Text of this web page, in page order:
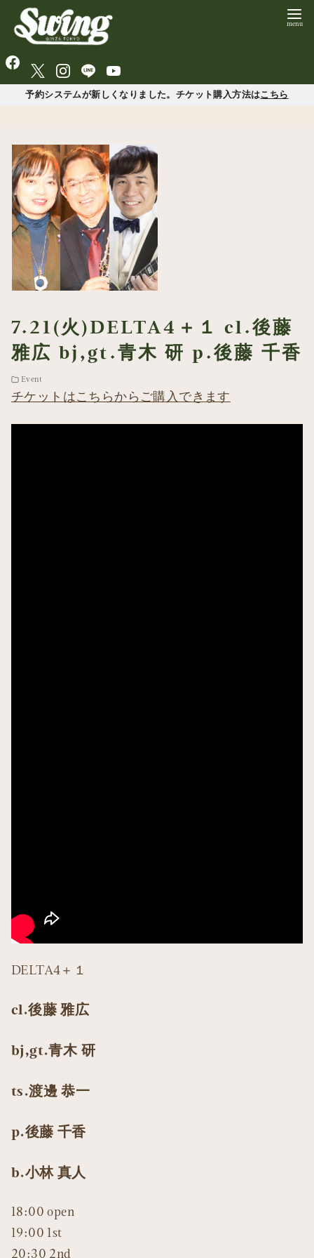
予約システムが新しくなりました。チケット購入方法はこちら
7.21(火)DELTA4＋１ cl.後藤
雅広 bj,gt.青木 研 p.後藤 千香
Event
チケットはこちらからご購入できます
DELTA4＋１
cl.後藤 雅広
bj,gt.青木 研
ts.渡邊 恭一
p.後藤 千香
b.小林 真人
18:00 open
19:00 1st
20:30 2nd